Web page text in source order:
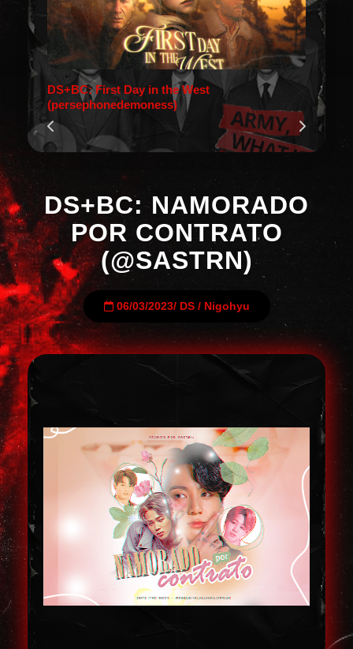
DS+BC: First Day in the West
(persephonedemoness)
DS+BC: NAMORADO
POR CONTRATO
(@SASTRN)
06/03/2023/ DS/ Nigohyu